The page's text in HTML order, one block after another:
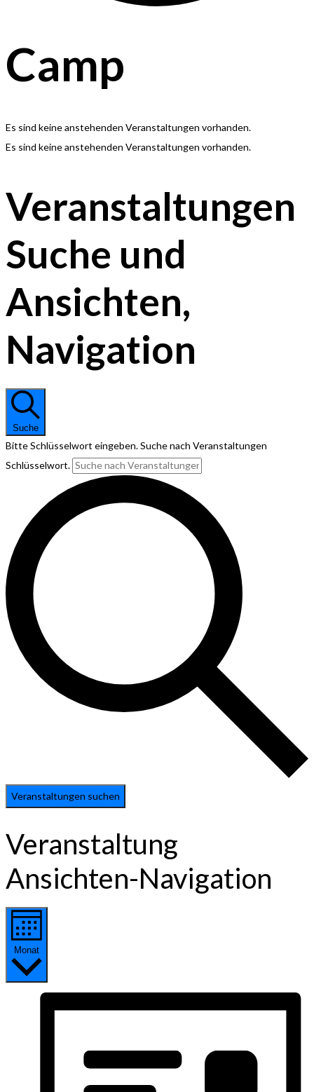
Camp
Es sind keine anstehenden Veranstaltungen vorhanden.
Es sind keine anstehenden Veranstaltungen vorhanden.
Veranstaltungen
Suche und
Ansichten,
Navigation
Suche
Bitte Schlüsselwort eingeben. Suche nach Veranstaltungen
Schlüsselwort.
Veranstaltungen suchen
Veranstaltung
Ansichten-Navigation
Monat